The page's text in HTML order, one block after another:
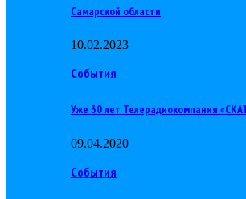
Самарской области
10.02.2023
События
Уже 30 лет Телерадиокомпания
09.04.2020
События